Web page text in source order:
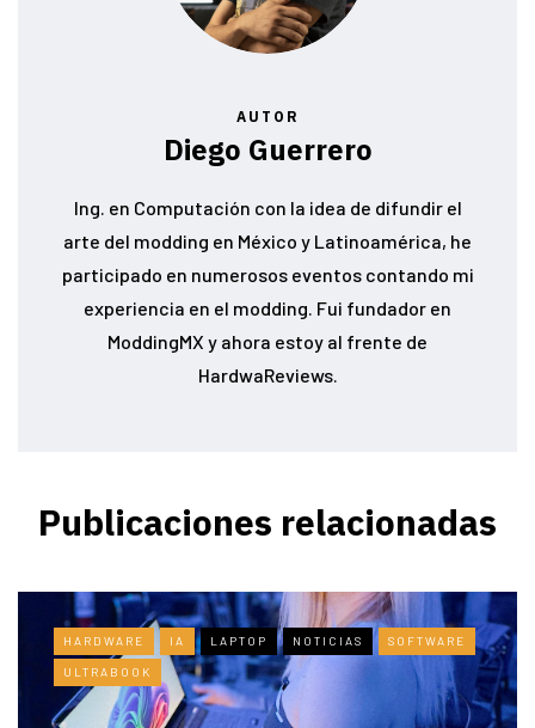
AUTOR
Diego Guerrero
Ing. en Computación con la idea de difundir el
arte del modding en México y Latinoamérica, he
participado en numerosos eventos contando mi
experiencia en el modding. Fui fundador en
ModdingMX y ahora estoy al frente de
HardwaReviews.
Publicaciones relacionadas
HARDWARE IA LAPTOP NOTICIAS SOFTWARE
ULTRABOOK